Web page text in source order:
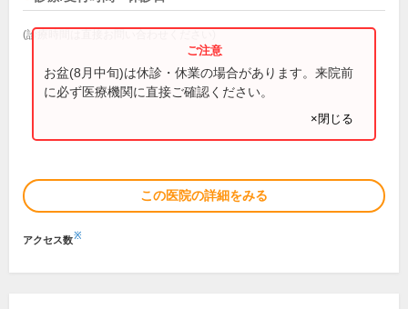
(診療時間は直接お問い合わせください)
お盆(8月中旬)は休診・休業の場合があります。来院前
に必ず医療機関に直接ご確認ください。
×閉じる
この医院の詳細をみる
アクセス数※